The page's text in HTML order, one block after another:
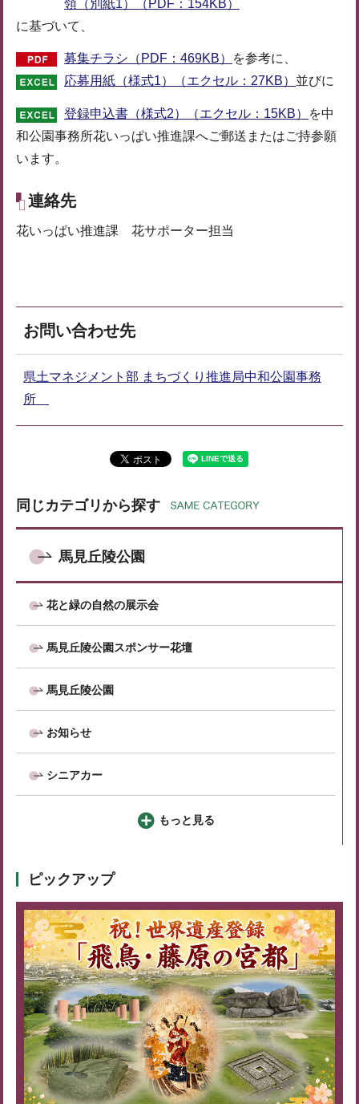
領（別紙1）（PDF：154KB）
に基づいて、
募集チラシ（PDF：469KB）
を参考に、
応募用紙（様式1）（エクセル：27KB） 並びに
登録申込書（様式2）（エクセル：15KB）
を中
和公園事務所花いっぱい推進課へご郵送またはご持参願
います。
連絡先
花いっぱい推進課 花サポーター担当
お問い合わせ先
県土マネジメント部 まちづくり推進局中和公園事務
所
同じカテゴリから探す
馬見丘陵公園
花と緑の自然の展示会
馬見丘陵公園スポンサー花壇
馬見丘陵公園
お知らせ
シニアカー
もっと見る
ピックアップ